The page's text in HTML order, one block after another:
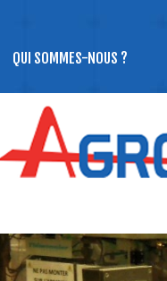
QUI SOMMES-NOUS ?